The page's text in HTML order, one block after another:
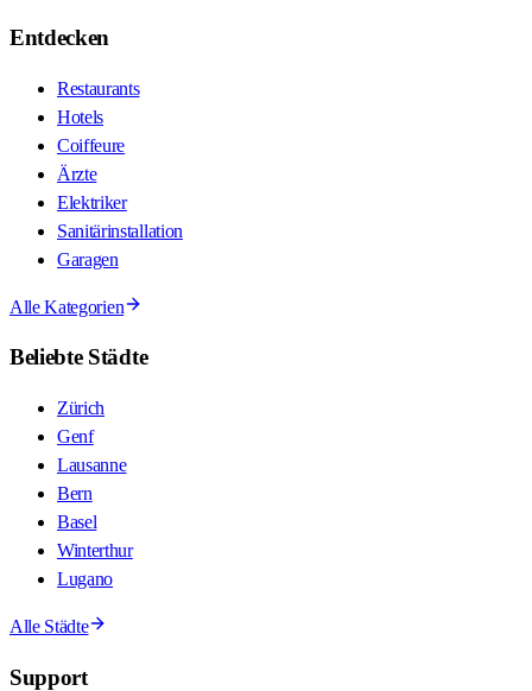
Entdecken
Restaurants
Hotels
Coiffeure
Ärzte
Elektriker
Sanitärinstallation
Garagen
Alle Kategorien
Beliebte Städte
Zürich
Genf
Lausanne
Bern
Basel
Winterthur
Lugano
Alle Städte
Support